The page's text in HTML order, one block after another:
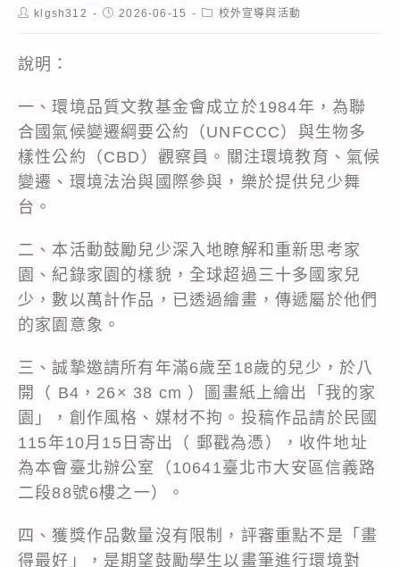
Postklgsh312
Post2026-06-15
Post校外宣導與活動
說明：
一、環境品質文教基金會成立於1984年，為聯
合國氣候變遷綱要公約（UNFCCC）與生物多
樣性公約（CBD）觀察員。關注環境教育、氣候
變遷、環境法治與國際參與，樂於提供兒少舞
台。
二、本活動鼓勵兒少深入地瞭解和重新思考家
園、紀錄家園的樣貌，全球超過三十多國家兒
少，數以萬計作品，已透過繪畫，傳遞屬於他們
的家園意象。
三、誠摯邀請所有年滿6歲至18歲的兒少，於八
開（ B4，26× 38 cm ）圖畫紙上繪出「我的家
園」，創作風格、媒材不拘。投稿作品請於民國
115年10月15日寄出（ 郵戳為憑），收件地址
為本會臺北辦公室（10641臺北市大安區信義路
二段88號6樓之一）。
四、獲獎作品數量沒有限制，評審重點不是「畫
得最好」，是期望鼓勵學生以畫筆進行環境對